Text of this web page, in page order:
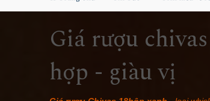
Giá rượu
hợp - giàu vị